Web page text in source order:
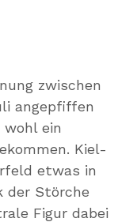
zwischen
angepfiffen
ein
Kiel-
etwas in
der Störche
Figur dabei